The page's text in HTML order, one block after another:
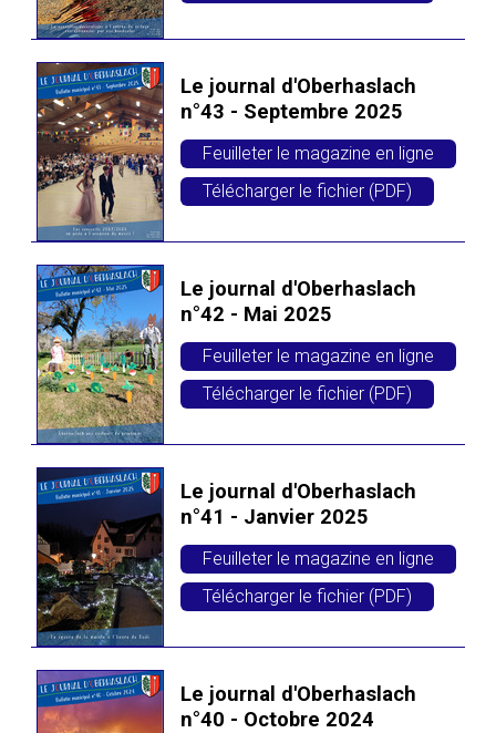
Le journal d'Oberhaslach
n°43 - Septembre 2025
Feuilleter le magazine en ligne
Télécharger le fichier (PDF)
Le journal d'Oberhaslach
n°42 - Mai 2025
Feuilleter le magazine en ligne
Télécharger le fichier (PDF)
Le journal d'Oberhaslach
n°41 - Janvier 2025
Feuilleter le magazine en ligne
Télécharger le fichier (PDF)
Le journal d'Oberhaslach
n°40 - Octobre 2024